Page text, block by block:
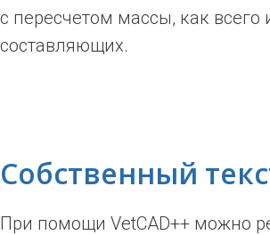
с пересчетом массы, как всего
составляющих.
Собственный
При помощи VetCAD++ можно